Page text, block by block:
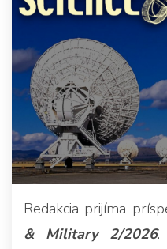
Redakcia prijíma
& Military 2/2026.